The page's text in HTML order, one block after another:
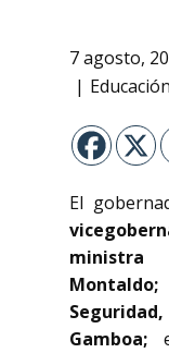
7 agosto,
Educación
El
ministra
Montaldo;
Seguridad
Gamboa;